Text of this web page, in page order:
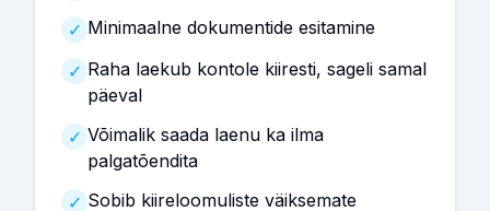
✓ Minimaalne dokumentide esitamine
✓ Raha laekub kontole kiiresti, sageli samal
päeval
✓ Võimalik saada laenu ka ilma
palgatõendita
✓ Sobib kiireloomuliste väiksemate